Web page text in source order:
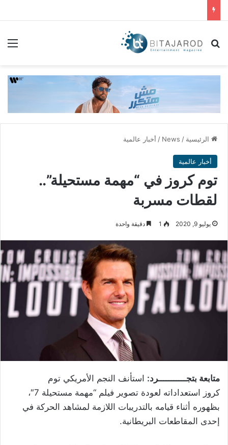
بحث عن
الرئيسية /
News
/ أخبار عالمية
أخبار عالمية
توم كروز في “مهمة مستحيلة”..
لقطات مسربة
يوليو 9, 2020 1 دقيقة واحدة
متابعة بتجـــــــــــرد: استأنف النجم الأمريكي توم
كروز استعداداته لعودة تصوير فيلم “مهمة مستحيلة 7″،
بظهوره أثناء قيامه بالتدريبات اللازمة لمشاهد الحركة في
إحدى المقاطعات البريطانية.